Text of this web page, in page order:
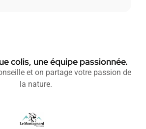
colis, une équipe passionnée.
et on partage votre passion de
la nature.